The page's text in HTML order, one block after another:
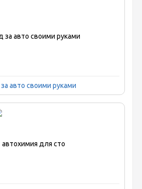
авто своими руками